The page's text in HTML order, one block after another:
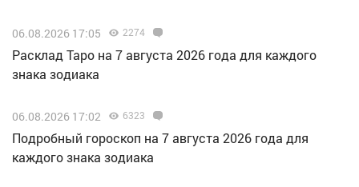
06.08.2026 17:05 2274
Расклад Таро на 7 августа 2026 года для каждого
знака зодиака
06.08.2026 17:02 6323
Подробный гороскоп на 7 августа 2026 года для
каждого знака зодиака